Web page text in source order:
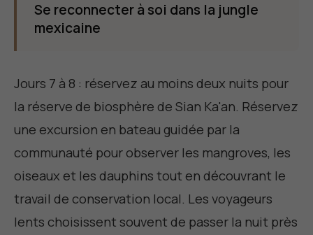
Se reconnecter à soi dans la jungle
mexicaine
Jours 7 à 8 : réservez au moins deux nuits pour
la réserve de biosphère de Sian Ka'an. Réservez
une excursion en bateau guidée par la
communauté pour observer les mangroves, les
oiseaux et les dauphins tout en découvrant le
travail de conservation local. Les voyageurs
lents choisissent souvent de passer la nuit près